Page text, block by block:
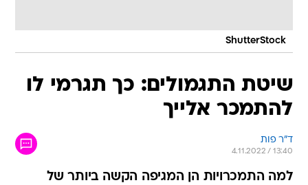
ShutterStock
שיטת התגמולים: כך תגרמי לו
להתמכר אלייך
ד"ר פות
4.11.2022 / 13:40
למה התמכרויות הן המגיפה הקשה ביותר של